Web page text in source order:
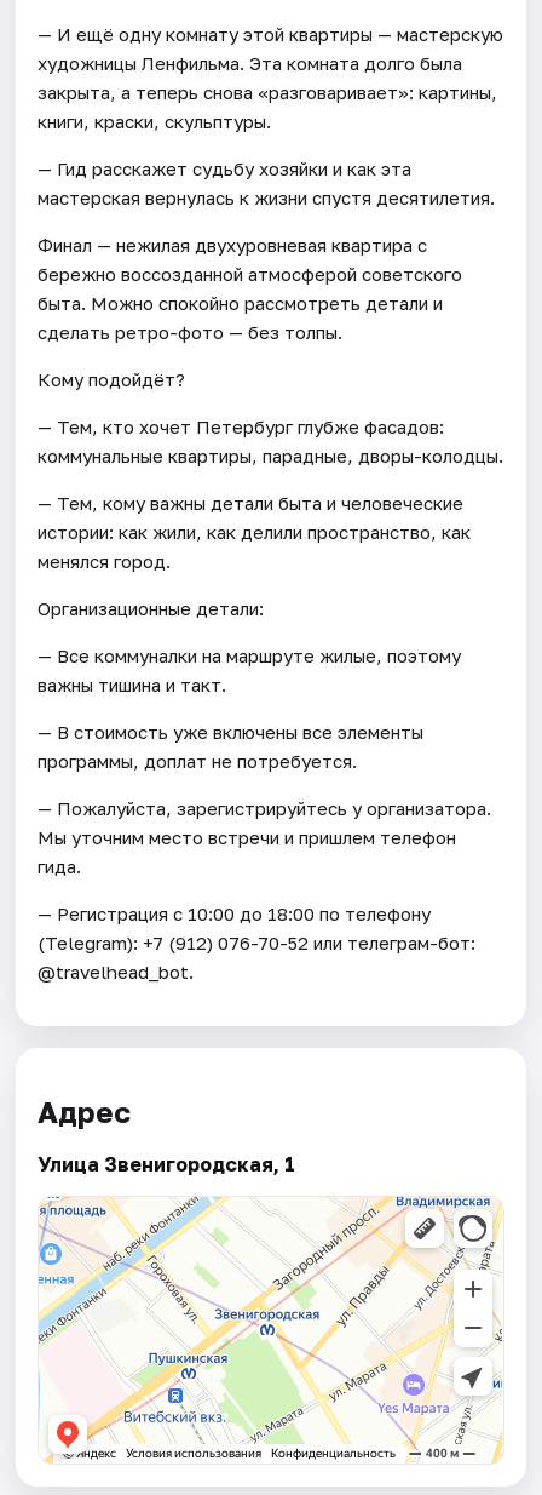
— И ещё одну комнату этой квартиры — мастерскую
художницы Ленфильма. Эта комната долго была
закрыта, а теперь снова «разговаривает»: картины,
книги, краски, скульптуры.
— Гид расскажет судьбу хозяйки и как эта
мастерская вернулась к жизни спустя десятилетия.
Финал — нежилая двухуровневая квартира с
бережно воссозданной атмосферой советского
быта. Можно спокойно рассмотреть детали и
сделать ретро-фото — без толпы.
Кому подойдёт?
— Тем, кто хочет Петербург глубже фасадов:
коммунальные квартиры, парадные, дворы-колодцы.
— Тем, кому важны детали быта и человеческие
истории: как жили, как делили пространство, как
менялся город.
Организационные детали:
— Все коммуналки на маршруте жилые, поэтому
важны тишина и такт.
— В стоимость уже включены все элементы
программы, доплат не потребуется.
— Пожалуйста, зарегистрируйтесь у организатора.
Мы уточним место встречи и пришлем телефон
гида.
— Регистрация c 10:00 до 18:00 по телефону
(Telegram): +7 (912) 076-70-52 или телеграм-бот:
@travelhead_bot.
Адрес
Улица Звенигородская, 1